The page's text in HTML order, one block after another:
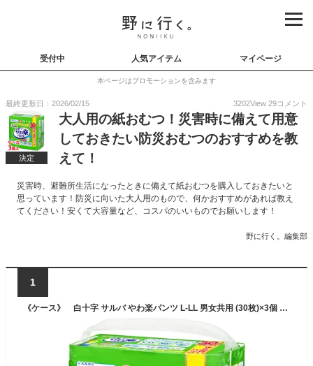
受付中 人気アイテム マイページ
本ページはプロモーションを含みます
最終更新日：2026/02/15 3202View 29コメント
決定
大人用の紙おむつ！災害時に備えて用意
しておきたい防災おむつのおすすめを教
えて！
災害時、避難所生活になったときに備えて紙おむつを購入しておきたいと
思っています！防災に向いた大人用のもので、何かおすすめがあれば教え
てください！安くて大容量など、コスパのいいものでお願いします！
野に行く。編集部
1
《ケース》 白十字 サルバ やわ楽パンツ L-LL 男女共用 (30枚)×3個 大人用紙おむつ 【医療費控除対象品】